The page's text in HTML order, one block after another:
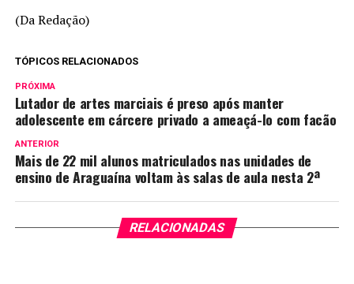
(Da Redação)
TÓPICOS RELACIONADOS
PRÓXIMA
Lutador de artes marciais é preso após manter
adolescente em cárcere privado a ameaçá-lo com facão
ANTERIOR
Mais de 22 mil alunos matriculados nas unidades de
ensino de Araguaína voltam às salas de aula nesta 2ª
RELACIONADAS